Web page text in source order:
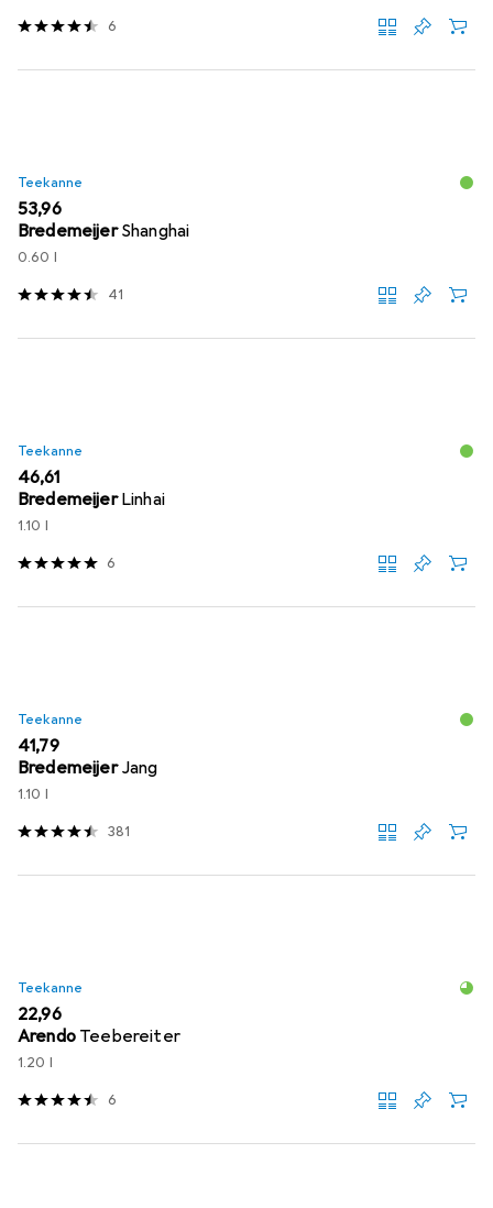
6
Teekanne
EUR
53,96
Bredemeijer Shanghai
0.60 l
41
Teekanne
EUR
46,61
Bredemeijer Linhai
1.10 l
6
Teekanne
EUR
41,79
Bredemeijer Jang
1.10 l
381
Teekanne
EUR
22,96
Arendo Teebereiter
1.20 l
6